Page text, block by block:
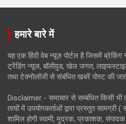
हमारे बारे में
यह एक हिंदी वेब न्यूज़ पोर्टल है जिसमें
ट्रेंडिंग न्यूज, बॉलीवुड, खेल जगत,
तथा टेक्नोलॉजी से संबंधित खबरें पोस्ट की
Disclaimer - समाचार से सम्बंधित किसी
तत्वों में उपयोगकर्ताओं द्वारा प्रस्तुत सामग्री
शामिल होगी स्वामी, मुद्रक, प्रकाशक,